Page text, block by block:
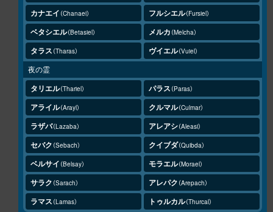
カナエイ Chanaei フルシエル Fursiel
ベタシエル Betasiel メルカ Melcha
タラス Tharas ヴイエル Vuiel
夜の霊
タリエル Thariel パラス Paras
アライル Arayl クルマル Culmar
ラザバ Lazaba アレアシ Aleasi
セバク Sebach クイブダ Quibda
ベルサイ Belsay モラエル Morael
サラク Sarach アレパク Arepach
ラマス Lamas トゥルカル Thurcal